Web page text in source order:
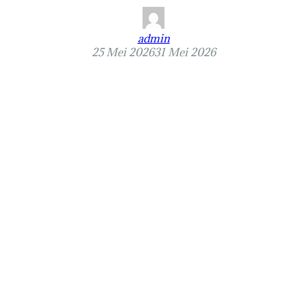
admin
25 Mei 202631 Mei 2026